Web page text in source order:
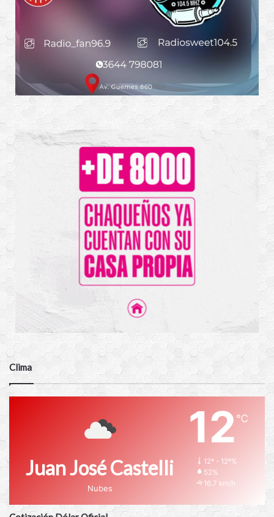
Clima
Juan José Castelli
Nubes
12℃
12º - 12º%
52%
16.7 km/h